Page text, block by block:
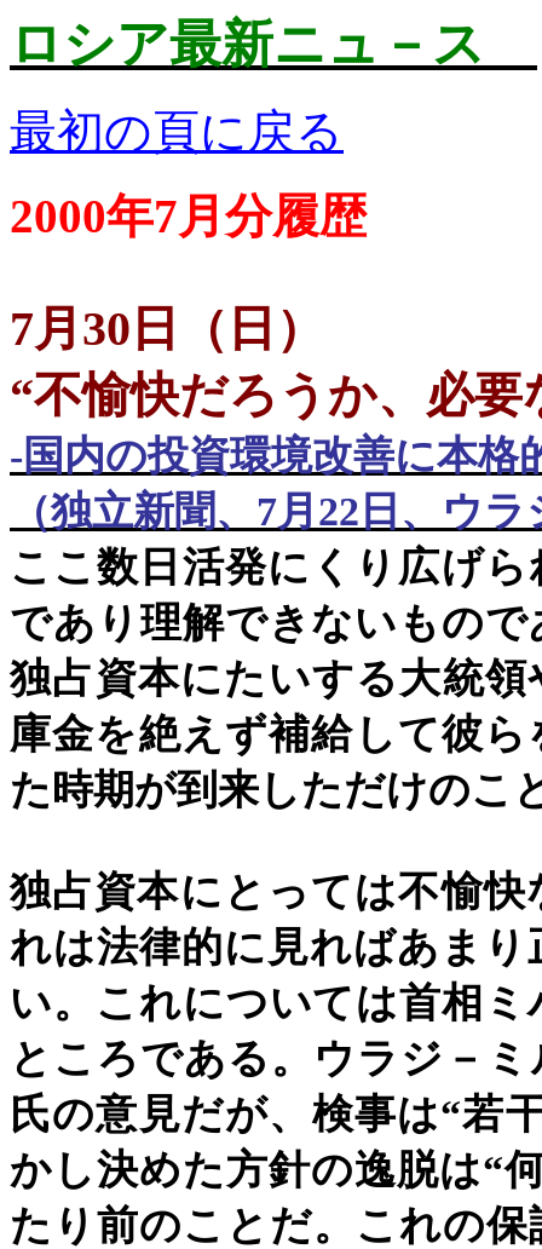
ロシア最新ニュ－ス
最初の頁に戻る
2000年7月分履歴
7月 30 日 （ 日 ）
“不愉快だろうか、必要
-国内の投資環境改善に本格
（独立新聞、 7月 22 日、ウ
ここ数日活発にくり広げ
であり理解できないもの
独占資本にたいする大統
庫金を絶えず補給して彼
た時期が到来しただけのこ
独占資本にとっては不愉
れは法律的に見ればあま
い。これについては首相
ところである。ウラジ－
氏の意見だが、検事は“若
かし決めた方針の逸脱は“
たり前のことだ。これの